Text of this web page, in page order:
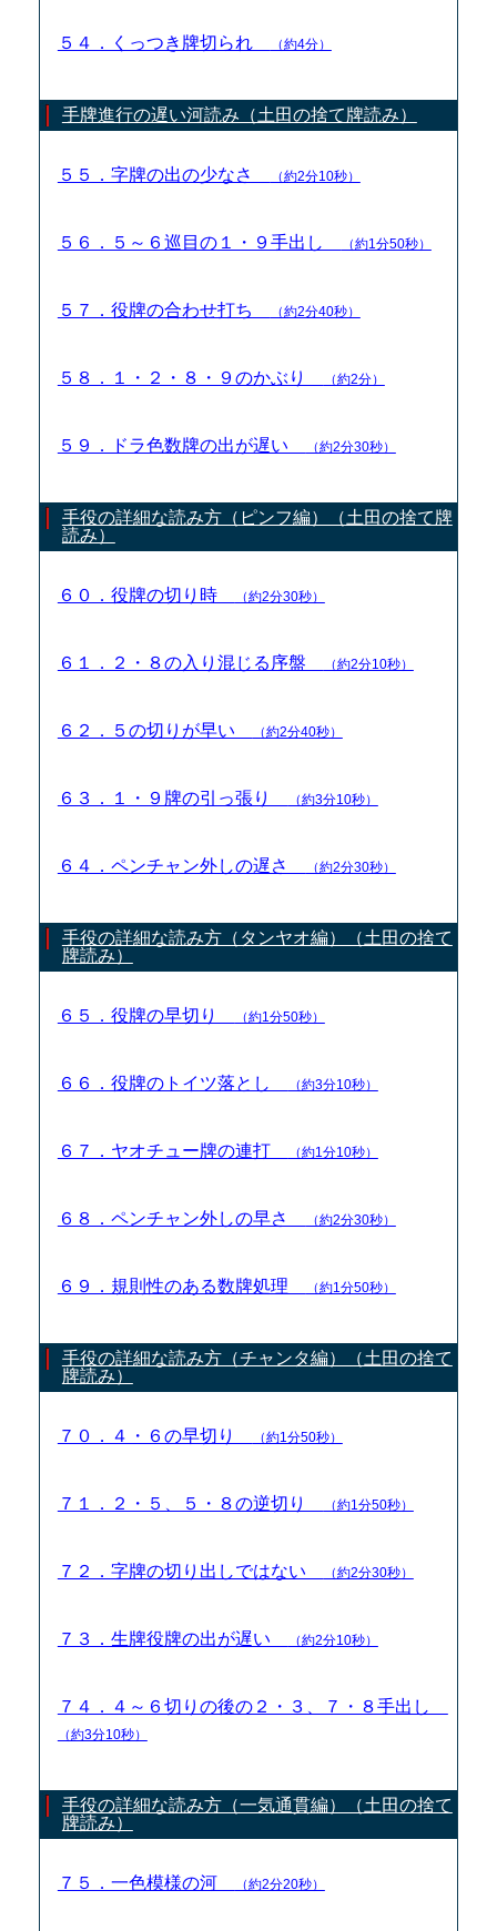
５４．くっつき牌切られ （約4分）
手牌進行の遅い河読み（土田の捨て牌読み）
５５．字牌の出の少なさ （約2分10秒）
５６．５～６巡目の１・９手出し （約1分50秒）
５７．役牌の合わせ打ち （約2分40秒）
５８．１・２・８・９のかぶり （約2分）
５９．ドラ色数牌の出が遅い （約2分30秒）
手役の詳細な読み方（ピンフ編）（土田の捨て牌
読み）
６０．役牌の切り時 （約2分30秒）
６１．２・８の入り混じる序盤 （約2分10秒）
６２．５の切りが早い （約2分40秒）
６３．１・９牌の引っ張り （約3分10秒）
６４．ペンチャン外しの遅さ （約2分30秒）
手役の詳細な読み方（タンヤオ編）（土田の捨て
牌読み）
６５．役牌の早切り （約1分50秒）
６６．役牌のトイツ落とし （約3分10秒）
６７．ヤオチュー牌の連打 （約1分10秒）
６８．ペンチャン外しの早さ （約2分30秒）
６９．規則性のある数牌処理 （約1分50秒）
手役の詳細な読み方（チャンタ編）（土田の捨て
牌読み）
７０．４・６の早切り （約1分50秒）
７１．２・５、５・８の逆切り （約1分50秒）
７２．字牌の切り出しではない （約2分30秒）
７３．生牌役牌の出が遅い （約2分10秒）
７４．４～６切りの後の２・３、７・８手出し
（約3分10秒）
手役の詳細な読み方（一気通貫編）（土田の捨て
牌読み）
７５．一色模様の河 （約2分20秒）